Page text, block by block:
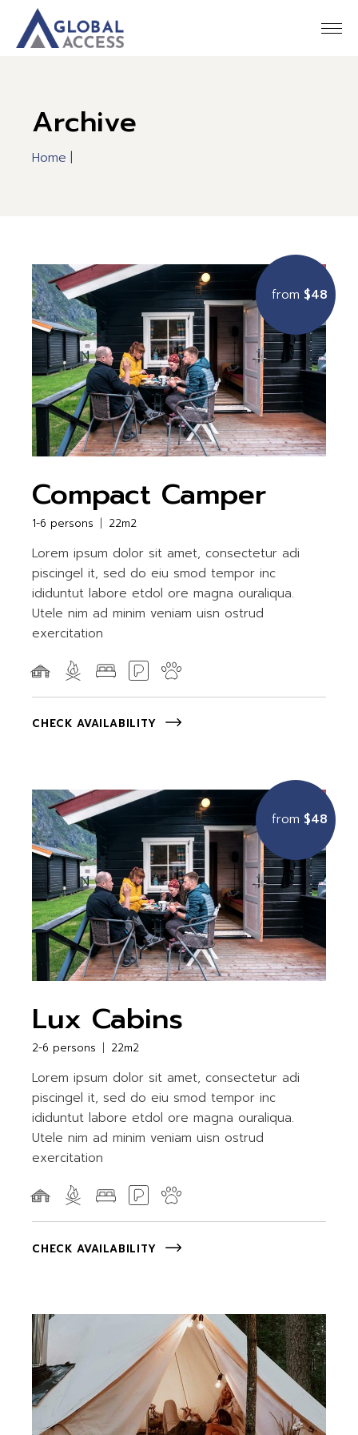
content
Archive
Home
from $48
Compact Camper
1-6 persons 22m2
Lorem ipsum dolor sit amet, consectetur adi
piscingel it, sed do eiu smod tempor inc
ididuntut labore etdol ore magna ouraliqua.
Utele nim ad minim veniam uisn ostrud
exercitation
CHECK AVAILABILITY
from $48
Lux Cabins
2-6 persons 22m2
Lorem ipsum dolor sit amet, consectetur adi
piscingel it, sed do eiu smod tempor inc
ididuntut labore etdol ore magna ouraliqua.
Utele nim ad minim veniam uisn ostrud
exercitation
CHECK AVAILABILITY